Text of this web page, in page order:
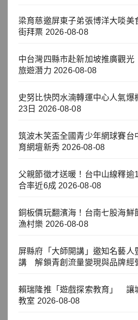
梁育慈邀屏東子弟張博洋大啖美
街拜票 2026-08-08
中台灣四縣市赴新加坡推廣觀
旅遊潛力 2026-08-08
史努比快閃水湳轉運中心人氣
23日 2026-08-08
筑波木笑盃全國青少年網球賽
育網壇新秀 2026-08-08
父親節徵才送暖！台中山線釋
合率近6成 2026-08-08
銅板價玩翻濱海！台南七股海鮮
漁村樂 2026-08-08
屏縣府「大師開講」邀知名藝人
講 解鎖青創流量變現與品牌經
賴瑞隆推「遊戲探索教育」 讓
教室 2026-08-08